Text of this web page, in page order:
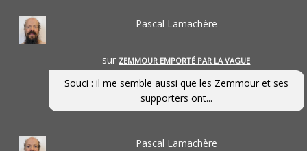
Pascal Lamachère
sur ZEMMOUR EMPORTÉ PAR LA VAGUE
Souci : il me semble aussi que les Zemmour et ses
supporters ont...
Pascal Lamachère